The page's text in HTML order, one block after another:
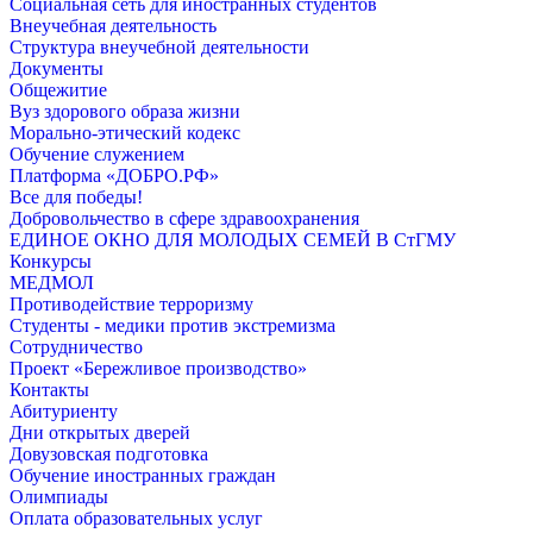
Социальная сеть для иностранных студентов
Внеучебная деятельность
Структура внеучебной деятельности
Документы
Общежитие
Вуз здорового образа жизни
Морально-этический кодекс
Обучение служением
Платформа «ДОБРО.РФ»
Все для победы!
Добровольчество в сфере здравоохранения
ЕДИНОЕ ОКНО ДЛЯ МОЛОДЫХ СЕМЕЙ В СтГМУ
Конкурсы
МЕДМОЛ
Противодействие терроризму
Студенты - медики против экстремизма
Сотрудничество
Проект «Бережливое производство»
Контакты
Абитуриенту
Дни открытых дверей
Довузовская подготовка
Обучение иностранных граждан
Олимпиады
Оплата образовательных услуг